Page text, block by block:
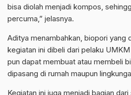
bisa diolah menjadi kompos,
percuma,” jelasnya.
Aditya menambahkan, biopori yang
kegiatan ini dibeli dari pelaku
pun dapat membuat atau membeli
dipasang di rumah maupun
Kegiatan ini juga menjadi bagian